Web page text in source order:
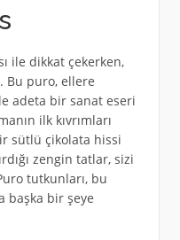
ile dikkat çekerken,
Bu puro, ellere
adeta bir sanat eseri
ilk kıvrımları
sütlü çikolata hissi
zengin tatlar, sizi
tutkunları, bu
başka bir şeye